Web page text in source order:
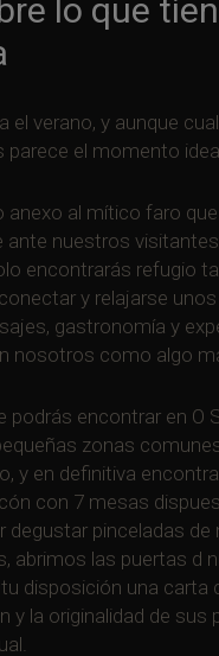
lo que
el verano, y aunque
parece el momento
anexo al mítico faro
ante nuestros
encontrarás refugio
y relajarse
gastronomía y
nosotros como algo
podrás encontrar en O
zonas
y en definitiva
con 7 mesas
degustar pinceladas
abrimos las puertas d
disposición una carta
y la originalidad de